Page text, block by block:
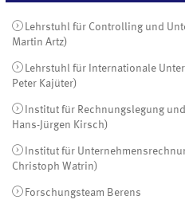
Lehrstuhl für Controlling und
Martin Artz)
Lehrstuhl für Internationale
Peter Kajüter)
Institut für Rechnungslegung
Hans-Jürgen Kirsch)
Institut für
Christoph Watrin)
Forschungsteam Berens